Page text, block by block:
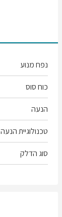
נפח מנוע
כוח סוס
הנעה
טכנולוגיית הנעה
סוג הדלק